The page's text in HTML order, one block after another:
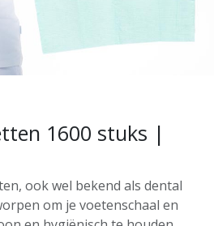
1600 stuks |
ook wel bekend als dental
om je voetenschaal en